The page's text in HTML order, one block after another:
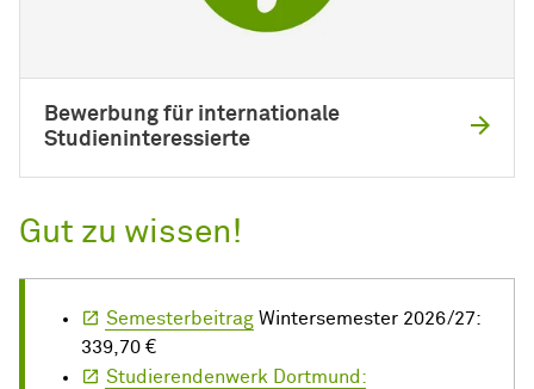
Bewerbung für internationale
Studieninteressierte
Gut zu wissen!
Semesterbeitrag Wintersemester 2026/27:
339,70 €
Studierendenwerk Dortmund: